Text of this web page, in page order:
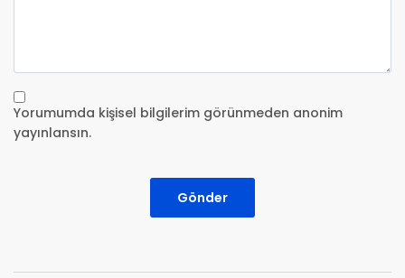
Yorumumda kişisel bilgilerim görünmeden anonim
yayınlansın.
Gönder